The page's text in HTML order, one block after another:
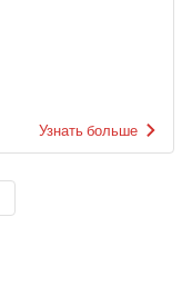
Узнать больше